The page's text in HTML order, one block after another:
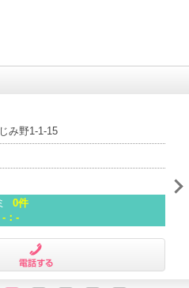
み野1-1-15
0件
-：-